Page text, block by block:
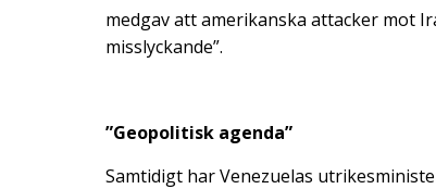
medgav att amerikanska attacker mot
misslyckande”.
”Geopolitisk agenda”
Samtidigt har Venezuelas